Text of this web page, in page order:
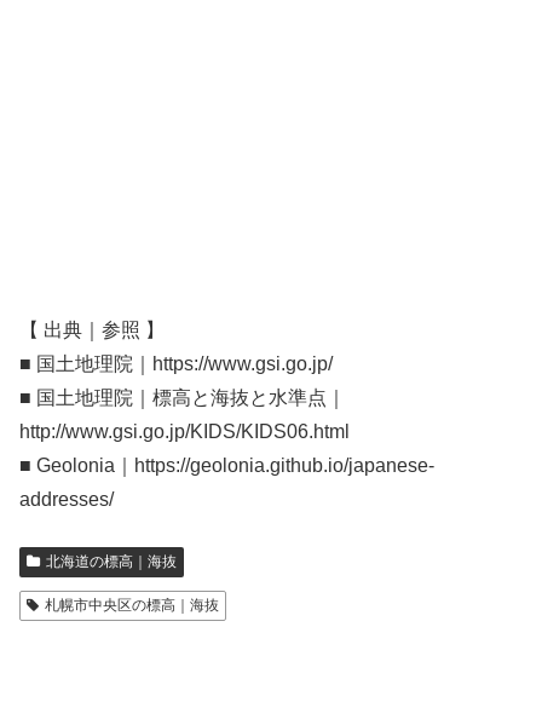
【 出典｜参照 】
■ 国土地理院｜https://www.gsi.go.jp/
■ 国土地理院｜標高と海抜と水準点｜
http://www.gsi.go.jp/KIDS/KIDS06.html
■ Geolonia｜https://geolonia.github.io/japanese-
addresses/
北海道の標高｜海抜
札幌市中央区の標高｜海抜